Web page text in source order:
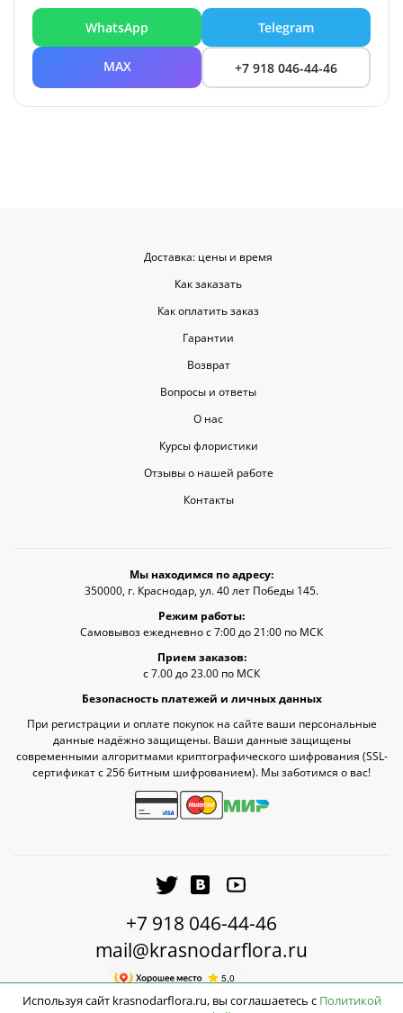
Используя сайт krasnodarflora.ru, вы соглашаетесь с Политикой
WhatsApp Telegram
MAX +7 918 046-44-46
Доставка: цены и время
Как заказать
Как оплатить заказ
Гарантии
Возврат
Вопросы и ответы
О нас
Курсы флористики
Отзывы о нашей работе
Контакты
Мы находимся по адресу:
350000, г. Краснодар, ул. 40 лет Победы 145.
Режим работы:
Самовывоз ежедневно с 7:00 до 21:00 по МСК
Прием заказов:
с 7.00 до 23.00 по МСК
Безопасность платежей и личных данных
При регистрации и оплате покупок на сайте ваши персональные
данные надёжно защищены. Ваши данные защищены
современными алгоритмами криптографического шифрования (SSL-
сертификат c 256 битным шифрованием). Мы заботимся о вас!
+7 918 046-44-46
mail@krasnodarflora.ru